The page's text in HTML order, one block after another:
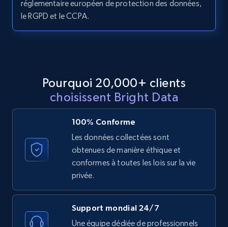
11.3K+ 1.5K+ Essai gratuit
LinkedIn posts - Discover new posts
company URL
URL, ID, User id, Use url, Title, Headline, Post
text, Date posted, and more.
11.3K+ 1.5K+ Essai gratuit
réglementaire européen de protection des données,
le RGPD et le CCPA.
Pourquoi 20,000+ clients
choisissent Bright Data
100% Conforme
Les données collectées sont
obtenues de manière éthique et
conformes à toutes les lois sur la vie
privée.
Support mondial 24/7
Une équipe dédiée de professionnels